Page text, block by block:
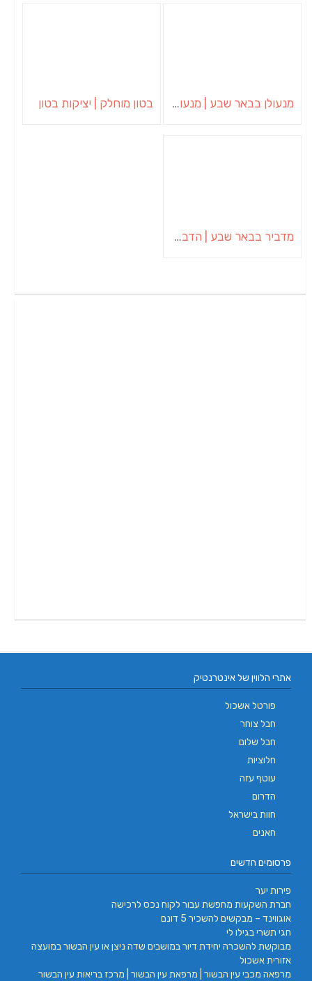
מנעולן בבאר שבע | מנעולן באופקים | ויטלי המנעולן בטון מוחלק | יציקות בטון
מדביר בבאר שבע | הדברה בבאר שבע | יוגב הדברות
אתרי הלווין של אינטרנטיק
פורטל אשכול
חבל צוחר
חבל שלום
חלוציות
עוטף עזה
הדרום
חוות בישראל
חאנים
פרסומים חדשים
פירות יער
חברת השקעות מחפשת עבור לקוח נכס לרכישה
אוגווינד – מבקשים להשכיר 5 דונם
חגי תשרי בגילו לי
מבוקשת להשכרה יחידת דיור במושבים שדה ניצן או עין הבשור במועצה
אזורית אשכול
מרפאה מכבי עין הבשור | מרפאת עין הבשור | מרכז בריאות עין הבשור